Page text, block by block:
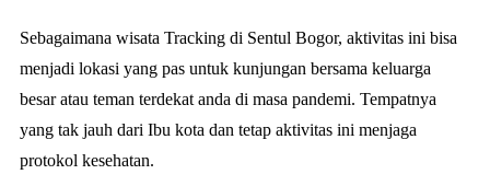
Sebagaimana wisata Tracking di Sentul Bogor, aktivitas ini bisa
menjadi lokasi yang pas untuk kunjungan bersama keluarga
besar atau teman terdekat anda di masa pandemi. Tempatnya
yang tak jauh dari Ibu kota dan tetap aktivitas ini menjaga
protokol kesehatan.